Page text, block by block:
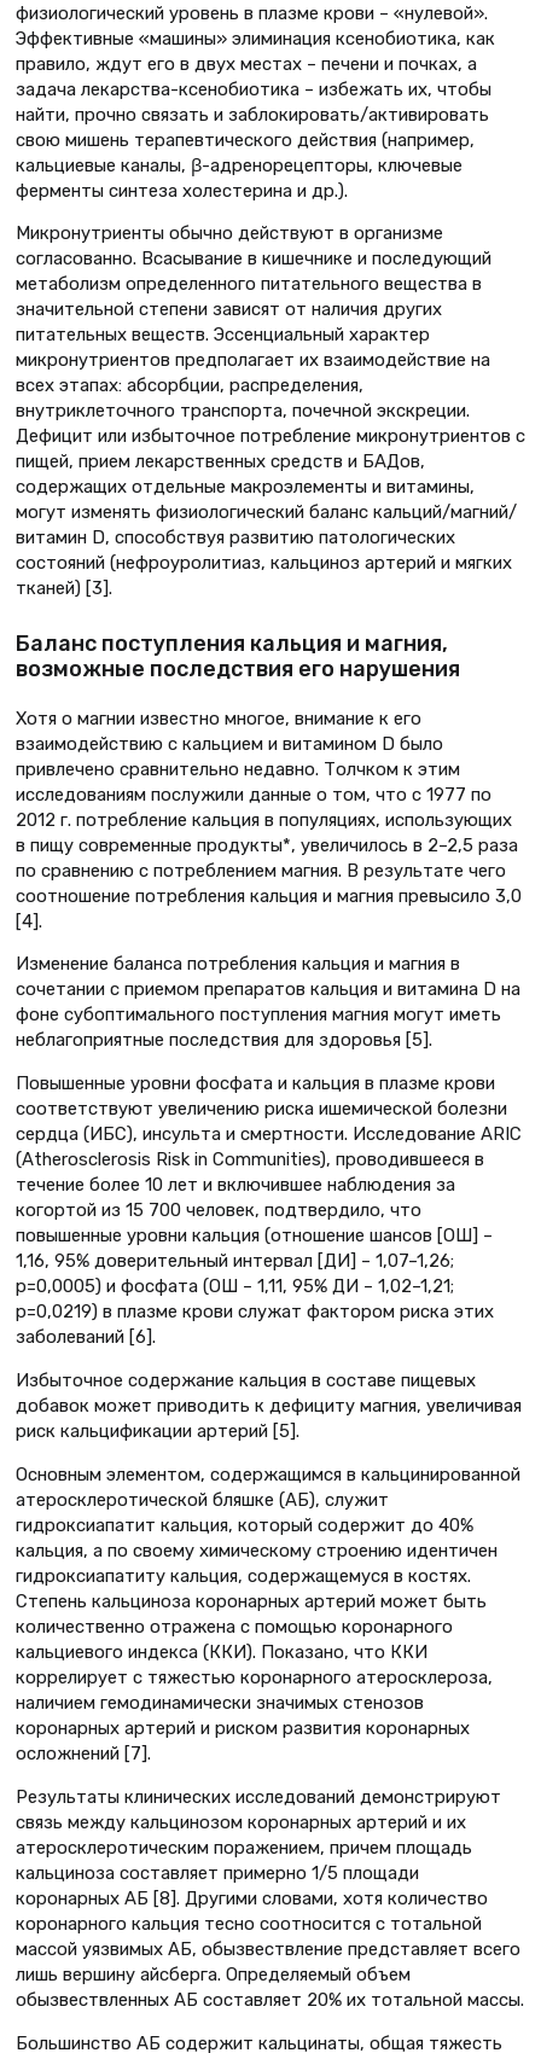
физиологический уровень в плазме крови – «нулевой».
Эффективные «машины» элиминация ксенобиотика, как
правило, ждут его в двух местах – печени и почках, а
задача лекарства-ксенобиотика – избежать их, чтобы
найти, прочно связать и заблокировать/активировать
свою мишень терапевтического действия (например,
кальциевые каналы, β-адренорецепторы, ключевые
ферменты синтеза холестерина и др.).
Микронутриенты обычно действуют в организме
согласованно. Всасывание в кишечнике и последующий
метаболизм определенного питательного вещества в
значительной степени зависят от наличия других
питательных веществ. Эссенциальный характер
микронутриентов предполагает их взаимодействие на
всех этапах: абсорбции, распределения,
внутриклеточного транспорта, почечной экскреции.
Дефицит или избыточное потребление микронутриентов с
пищей, прием лекарственных средств и БАДов,
содержащих отдельные макроэлементы и витамины,
могут изменять физиологический баланс кальций/магний/
витамин D, способствуя развитию патологических
состояний (нефроуролитиаз, кальциноз артерий и мягких
тканей) [3].
Баланс поступления кальция и магния,
возможные последствия его нарушения
Хотя о магнии известно многое, внимание к его
взаимодействию с кальцием и витамином D было
привлечено сравнительно недавно. Толчком к этим
исследованиям послужили данные о том, что с 1977 по
2012 г. потребление кальция в популяциях, использующих
в пищу современные продукты*, увеличилось в 2–2,5 раза
по сравнению с потреблением магния. В результате чего
соотношение потребления кальция и магния превысило 3,0
[4].
Изменение баланса потребления кальция и магния в
сочетании с приемом препаратов кальция и витамина D на
фоне субоптимального поступления магния могут иметь
неблагоприятные последствия для здоровья [5].
Повышенные уровни фосфата и кальция в плазме крови
соответствуют увеличению риска ишемической болезни
сердца (ИБС), инсульта и смертности. Исследование ARIC
(Atherosclerosis Risk in Communities), проводившееся в
течение более 10 лет и включившее наблюдения за
когортой из 15 700 человек, подтвердило, что
повышенные уровни кальция (отношение шансов [ОШ] –
1,16, 95% доверительный интервал [ДИ] – 1,07–1,26;
р=0,0005) и фосфата (ОШ – 1,11, 95% ДИ – 1,02–1,21;
р=0,0219) в плазме крови служат фактором риска этих
заболеваний [6].
Избыточное содержание кальция в составе пищевых
добавок может приводить к дефициту магния, увеличивая
риск кальцификации артерий [5].
Основным элементом, содержащимся в кальцинированной
атеросклеротической бляшке (АБ), служит
гидроксиапатит кальция, который содержит до 40%
кальция, а по своему химическому строению идентичен
гидроксиапатиту кальция, содержащемуся в костях.
Степень кальциноза коронарных артерий может быть
количественно отражена с помощью коронарного
кальциевого индекса (ККИ). Показано, что ККИ
коррелирует с тяжестью коронарного атеросклероза,
наличием гемодинамически значимых стенозов
коронарных артерий и риском развития коронарных
осложнений [7].
Результаты клинических исследований демонстрируют
связь между кальцинозом коронарных артерий и их
атеросклеротическим поражением, причем площадь
кальциноза составляет примерно 1/5 площади
коронарных АБ [8]. Другими словами, хотя количество
коронарного кальция тесно соотносится с тотальной
массой уязвимых АБ, обызвествление представляет всего
лишь вершину айсберга. Определяемый объем
обызвествленных АБ составляет 20% их тотальной массы.
Большинство АБ содержит кальцинаты, общая тяжесть